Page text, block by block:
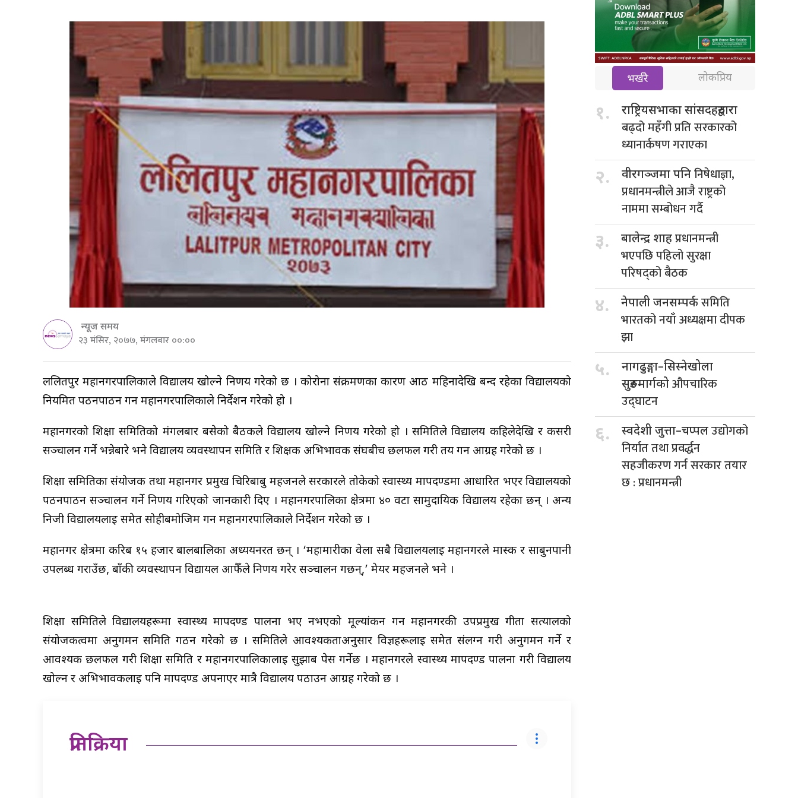
न्यूज समय
२३ मंसिर, २०७७, मंगलबार ००:००
ललितपुर महानगरपालिकाले विद्यालय खोल्ने निर्णय गरेको छ । कोरोना संक्रमणका कारण आठ महिनादेखि बन्द रहेका विद्यालयको
नियमित पठनपाठन गर्न महानगरपालिकाले निर्देशन गरेको हो ।
महानगरको शिक्षा समितिको मंगलबार बसेको बैठकले विद्यालय खोल्ने निर्णय गरेको हो । समितिले विद्यालय कहिलेदेखि र कसरी
सञ्चालन गर्ने भन्नेबारे भने विद्यालय व्यवस्थापन समिति र शिक्षक अभिभावक संघबीच छलफल गरी तय गर्न आग्रह गरेको छ ।
शिक्षा समितिका संयोजक तथा महानगर प्रमुख चिरिबाबु महर्जनले सरकारले तोकेको स्वास्थ्य मापदण्डमा आधारित भएर विद्यालयको
पठनपाठन सञ्चालन गर्ने निर्णय गरिएको जानकारी दिए । महानगरपालिका क्षेत्रमा ४० वटा सामुदायिक विद्यालय रहेका छन् । अन्य
निजी विद्यालयलाई समेत सोहीबमोजिम गर्न महानगरपालिकाले निर्देशन गरेको छ ।
महानगर क्षेत्रमा करिब १५ हजार बालबालिका अध्ययनरत छन् । ‘महामारीका वेला सबै विद्यालयलाई महानगरले मास्क र साबुनपानी
उपलब्ध गराउँछ, बाँकी व्यवस्थापन विद्यायल आफैँले निर्णय गरेर सञ्चालन गर्छन्,’ मेयर महर्जनले भने ।
शिक्षा समितिले विद्यालयहरूमा स्वास्थ्य मापदण्ड पालना भए नभएको मूल्यांकन गर्न महानगरकी उपप्रमुख गीता सत्यालको
संयोजकत्वमा अनुगमन समिति गठन गरेको छ । समितिले आवश्यकताअनुसार विज्ञहरूलाई समेत संलग्न गरी अनुगमन गर्ने र
आवश्यक छलफल गरी शिक्षा समिति र महानगरपालिकालाई सुझाब पेस गर्नेछ । महानगरले स्वास्थ्य मापदण्ड पालना गरी विद्यालय
खोल्न र अभिभावकलाई पनि मापदण्ड अपनाएर मात्रै विद्यालय पठाउन आग्रह गरेको छ ।
प्रतिक्रिया
भर्खरै लोकप्रिय
१. राष्ट्रियसभाका सांसदहरुद्वारा
बढ्दो महँगी प्रति सरकारको
ध्यानार्कषण गराएका
२. वीरगञ्जमा पनिनिषेधाज्ञा,
प्रधानमन्त्रीले आजै राष्ट्रको
नाममा सम्बोधन गर्दै
३. बालेन्द्र शाहप्रधानमन्त्री
भएपछि पहिलो सुरक्षा
परिषद्को बैठक
४. नेपाली जनसम्पर्कसमिति
भारतको नयाँ अध्यक्षमा दीपक
झा
५.
नागढुङ्गा–सिस्नेखोला
सुरुङमार्गकोऔपचारिक
उद्घाटन
६. स्वदेशी जुत्ता–चप्पलउद्योगको
निर्यात तथा प्रवर्द्धन
सहजीकरण गर्न सरकार तयार
छ : प्रधानमन्त्री